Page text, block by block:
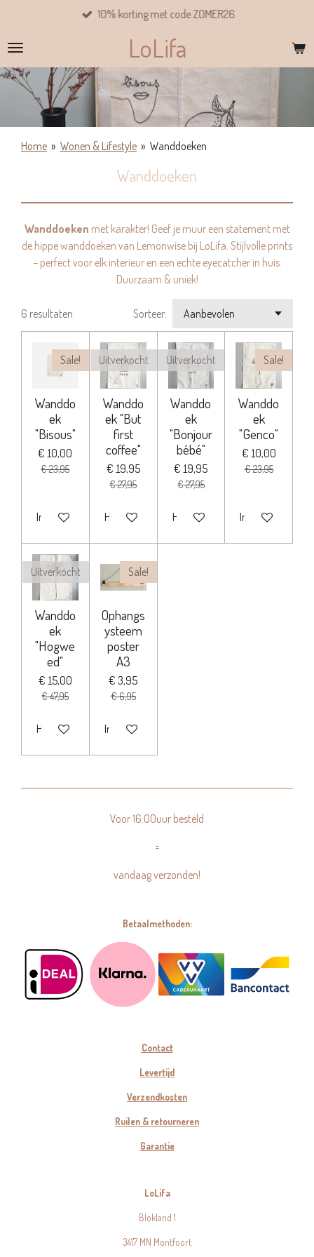
naar
de
hoofdinhoud
LoLifa
10% korting met code ZOMER26
Home » Wonen & Lifestyle » Wanddoeken
Wanddoeken
Wanddoeken met karakter! Geef je muur een statement met
de hippe wanddoeken van Lemonwise bij LoLifa. Stijlvolle prints
– perfect voor elk interieur en een echte eyecatcher in huis.
Duurzaam & uniek!
6 resultaten Sorteer:
Sale!
Wanddo
ek
"Bisous"
€ 10,00
€ 23,95
In winkelwagen
Uitverkocht
Wanddo
ek "But
first
coffee"
€ 19,95
€ 27,95
Houd mij op de hoogte
Uitverkocht
Wanddo
ek
"Bonjour
bébé"
€ 19,95
€ 27,95
Houd mij op de hoogte
Sale!
Wanddo
ek
"Genco"
€ 10,00
€ 23,95
In winkelwagen
Uitverkocht
Wanddo
ek
"Hogwe
ed"
€ 15,00
€ 47,95
Houd mij op de hoogte
Sale!
Ophangs
ysteem
poster
A3
€ 3,95
€ 6,95
In winkelwagen
Voor 16:00uur besteld
=
vandaag verzonden!
Betaalmethoden:
Contact
Levertijd
Verzendkosten
Ruilen & retourneren
Garantie
LoLifa
Blokland 1
3417 MN Montfoort